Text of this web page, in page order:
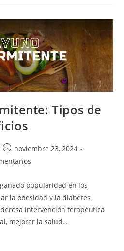
Tipos de
Publicación
de
noviembre 23, 2024
popularidad en los
la obesidad y la diabetes
intervención terapéutica
mejorar la salud…